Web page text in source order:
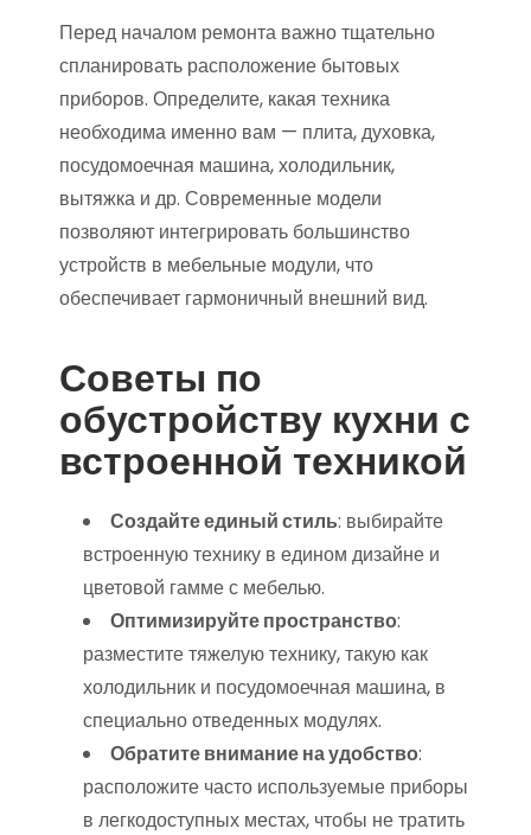
Перед началом ремонта важно тщательно
спланировать расположение бытовых
приборов. Определите, какая техника
необходима именно вам — плита, духовка,
посудомоечная машина, холодильник,
вытяжка и др. Современные модели
позволяют интегрировать большинство
устройств в мебельные модули, что
обеспечивает гармоничный внешний вид.
Советы по
обустройству кухни с
встроенной техникой
Создайте единый стиль: выбирайте
встроенную технику в едином дизайне и
цветовой гамме с мебелью.
Оптимизируйте пространство:
разместите тяжелую технику, такую как
холодильник и посудомоечная машина, в
специально отведенных модулях.
Обратите внимание на удобство:
расположите часто используемые приборы
в легкодоступных местах, чтобы не тратить